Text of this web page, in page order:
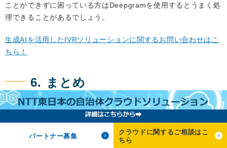
ことができずに困っている方はDeepgramを使用するとうまく処
理できることがあるでしょう。
生成AIを活用したIVRソリューションに関するお問い合わせはこ
ちら！
6. まとめ
今回は、サードパーティの音声認識エンジンであるDeepgramに
ついてご紹介しました。
上記では、Deepgramを使用すると良いケースをまとめました
が、Deepgramには、デメリットも存在します。
パートナー募集
クラウドに関するご相談はこ
ちら